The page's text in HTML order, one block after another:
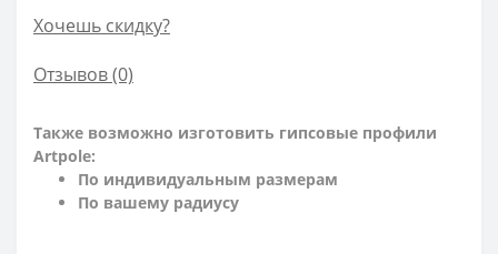
Хочешь скидку?
Отзывов (0)
Также возможно изготовить гипсовые профили
Artpole:
По индивидуальным размерам
По вашему радиусу